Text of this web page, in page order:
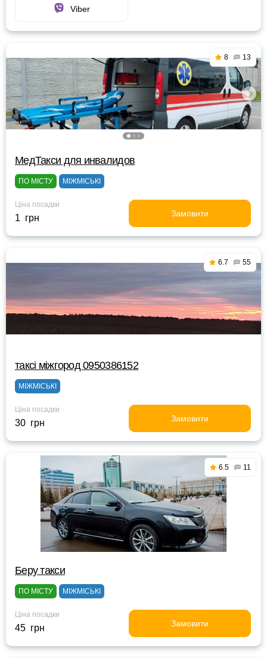
Viber
8 13
МедТакси для инвалидов
ПО МІСТУ МІЖМІСЬКІ
Ціна посадки
1 грн Замовити
6.7 55
таксі міжгород 0950386152
МІЖМІСЬКІ
Ціна посадки
30 грн Замовити
6.5 11
Беру такси
ПО МІСТУ МІЖМІСЬКІ
Ціна посадки
45 грн Замовити